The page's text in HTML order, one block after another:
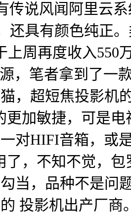
说风闻阿里云
具有颜色纯正
周再度收入550
，笔者拿到了
，超短焦投影
更加敏捷，可是
对HIFI音箱，
，不知不觉，
当，品种不是问
投影机出产厂